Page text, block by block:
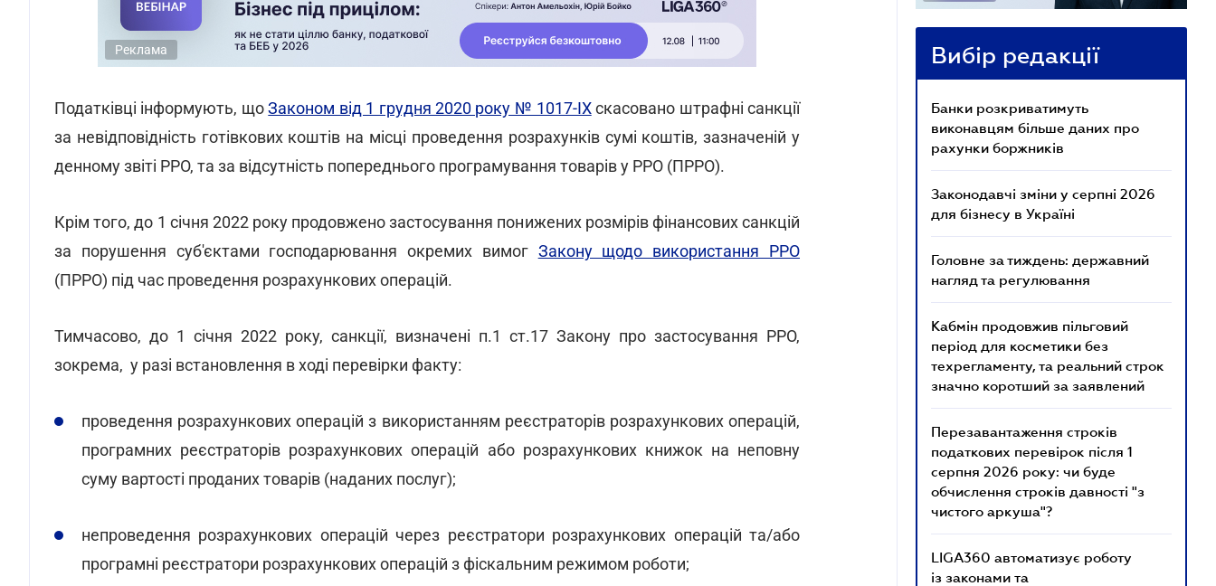
Реклама
Податківці інформують, щоЗаконом від 1 грудня 2020 року № 1017-ІХскасовано штрафні санкції
за невідповідність готівкових коштів на місці проведення розрахунків сумі коштів, зазначеній у
денному звіті РРО, та за відсутність попереднього програмування товарів у РРО (ПРРО).
Крім того, до 1 січня 2022 року продовжено застосування понижених розмірів фінансових санкцій
за порушення суб'єктами господарювання окремих вимог Закону щодо використання РРО
(ПРРО) під час проведення розрахункових операцій.
Тимчасово, до 1 січня 2022 року, санкції, визначені п.1 ст.17 Закону про застосування РРО,
зокрема, у разі встановлення в ході перевірки факту:
проведення розрахункових операцій з використанням реєстраторів розрахункових операцій,
програмних реєстраторів розрахункових операцій або розрахункових книжок на неповну
суму вартості проданих товарів (наданих послуг);
непроведення розрахункових операцій через реєстратори розрахункових операцій та/або
програмні реєстратори розрахункових операцій з фіскальним режимом роботи;
Вибір редакції
Банки розкриватимуть
виконавцям більше даних про
рахунки боржників
Законодавчі зміни у серпні 2026
для бізнесу в Україні
Головне за тиждень: державний
нагляд та регулювання
Кабмін продовжив пільговий
період для косметики без
техрегламенту, та реальний строк
значно коротший за заявлений
Перезавантаження строків
податкових перевірок після 1
серпня 2026 року: чи буде
обчислення строків давності "з
чистого аркуша"?
LIGA360 автоматизує роботу
із законами та